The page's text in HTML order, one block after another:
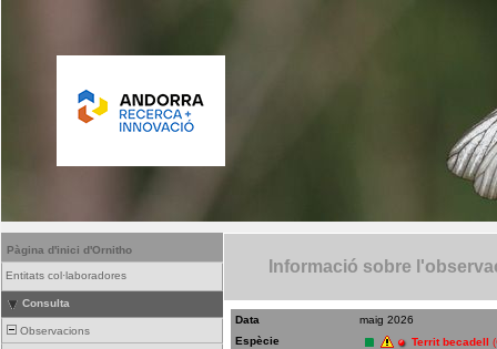
Pàgina d'inici d'Ornitho
Entitats col·laboradores
Consulta
Observacions
Informació sobre
Data
maig 2026
Espècie
Territ becadell